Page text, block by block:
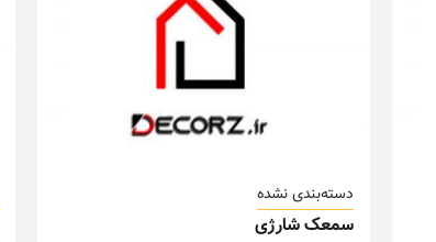
دسته‌بندی نشده
سمعک شارژی